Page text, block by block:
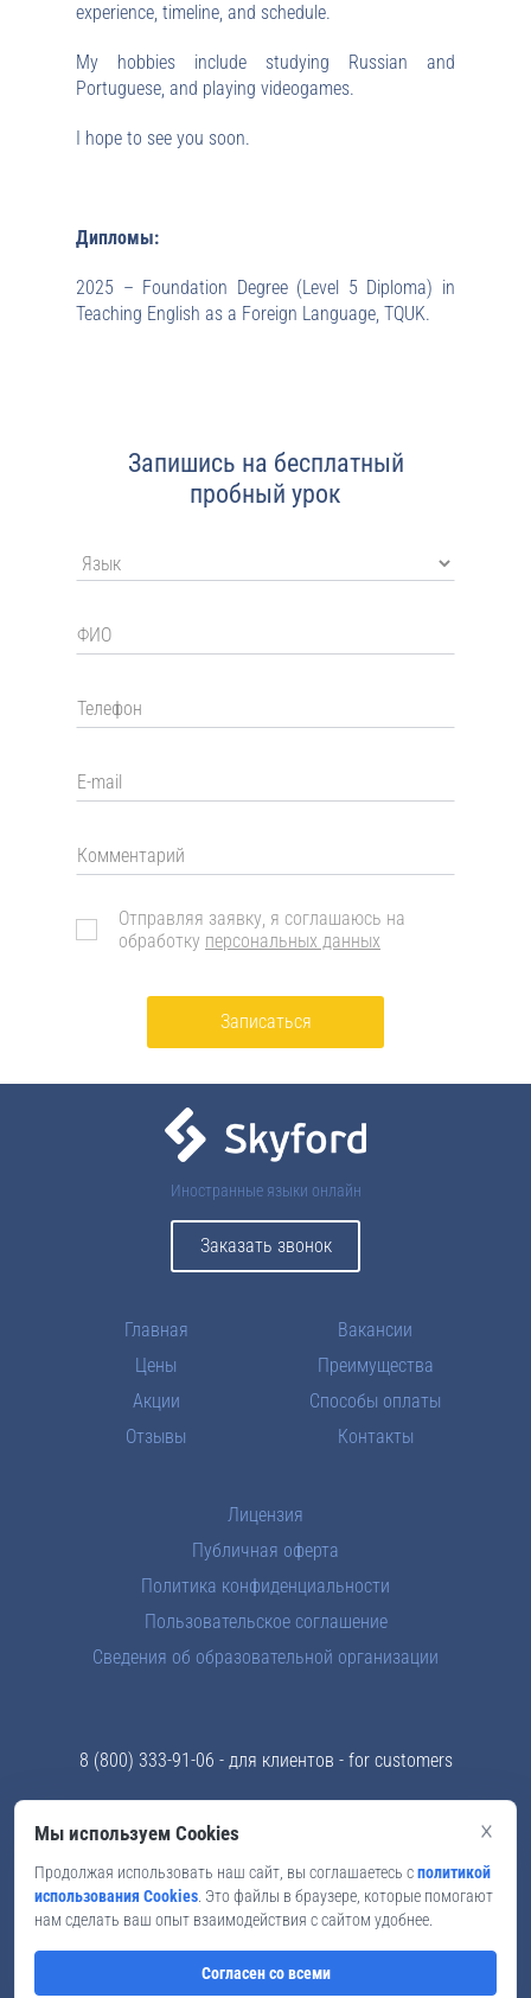
experience, timeline, and schedule.
My hobbies include studying Russian and
Portuguese, and playing videogames.
I hope to see you soon.
Дипломы:
2025 – Foundation Degree (Level 5 Diploma) in
Teaching English as a Foreign Language, TQUK.
Запишись на бесплатный
пробный урок
Отправляя заявку, я соглашаюсь на
обработку персональных данных
Записаться
Иностранные языки онлайн
Заказать звонок
Главная
Цены
Акции
Отзывы
Вакансии
Преимущества
Способы оплаты
Контакты
Лицензия
Публичная оферта
Политика конфиденциальности
Пользовательское соглашение
Сведения об образовательной организации
8 (800) 333-91-06 - для клиентов - for customers
Мы в соцсетях
×
Мы используем Cookies
Продолжая использовать наш сайт, вы соглашаетесь сполитикой
использования Cookies . Это файлы в браузере, которые помогают
нам сделать ваш опыт взаимодействия с сайтом удобнее.
Согласен со всеми